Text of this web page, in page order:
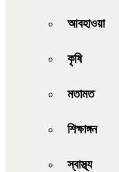
আবহাওয়া
কৃষি
মতামত
শিক্ষাঙ্গন
স্বাস্থ্য